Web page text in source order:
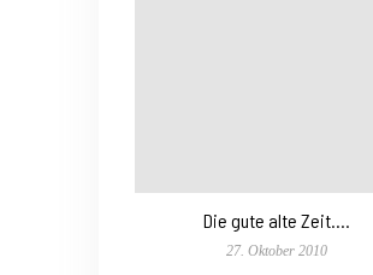
Die gute alte Zeit….
27. Oktober 2010